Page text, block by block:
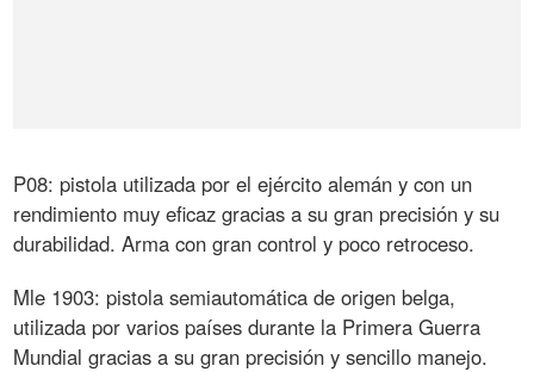
P08: pistola utilizada por el ejército alemán y con un
rendimiento muy eficaz gracias a su gran precisión y su
durabilidad. Arma con gran control y poco retroceso.
Mle 1903: pistola semiautomática de origen belga,
utilizada por varios países durante la Primera Guerra
Mundial gracias a su gran precisión y sencillo manejo.